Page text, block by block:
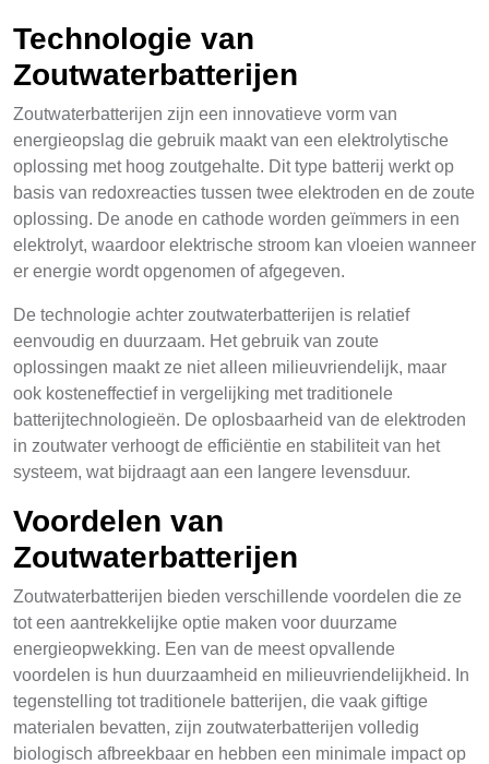
Technologie van
Zoutwaterbatterijen
Zoutwaterbatterijen zijn een innovatieve vorm van
energieopslag die gebruik maakt van een elektrolytische
oplossing met hoog zoutgehalte. Dit type batterij werkt op
basis van redoxreacties tussen twee elektroden en de zoute
oplossing. De anode en cathode worden geïmmers in een
elektrolyt, waardoor elektrische stroom kan vloeien wanneer
er energie wordt opgenomen of afgegeven.
De technologie achter zoutwaterbatterijen is relatief
eenvoudig en duurzaam. Het gebruik van zoute
oplossingen maakt ze niet alleen milieuvriendelijk, maar
ook kosteneffectief in vergelijking met traditionele
batterijtechnologieën. De oplosbaarheid van de elektroden
in zoutwater verhoogt de efficiëntie en stabiliteit van het
systeem, wat bijdraagt aan een langere levensduur.
Voordelen van
Zoutwaterbatterijen
Zoutwaterbatterijen bieden verschillende voordelen die ze
tot een aantrekkelijke optie maken voor duurzame
energieopwekking. Een van de meest opvallende
voordelen is hun duurzaamheid en milieuvriendelijkheid. In
tegenstelling tot traditionele batterijen, die vaak giftige
materialen bevatten, zijn zoutwaterbatterijen volledig
biologisch afbreekbaar en hebben een minimale impact op